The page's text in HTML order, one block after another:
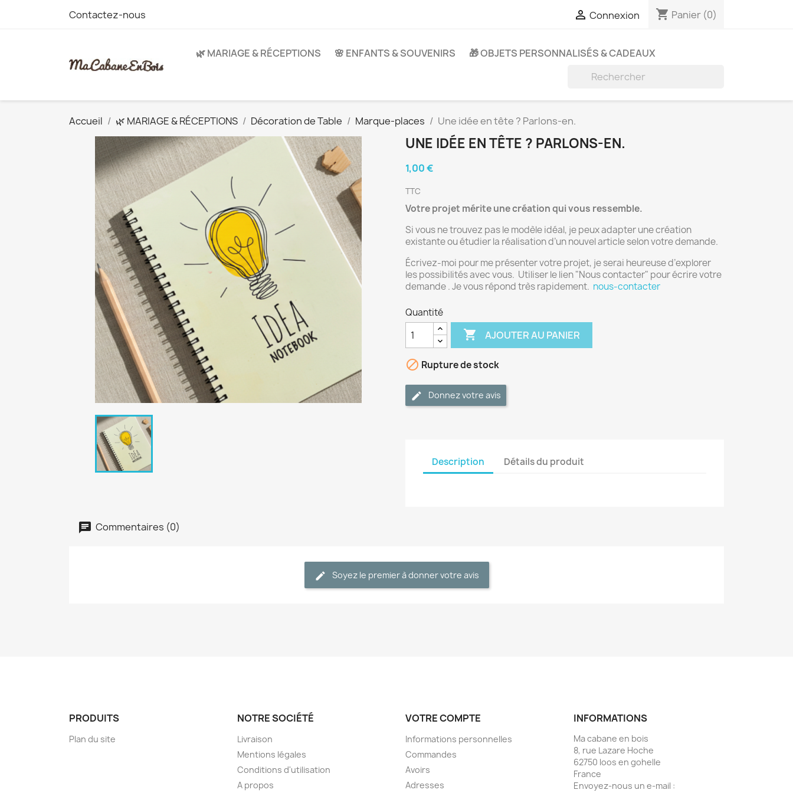
Contactez-nous  Connexion shopping_cart Panier (0)
🌿 MARIAGE & RÉCEPTIONS 🌸 ENFANTS & SOUVENIRS 🎁 OBJETS PERSONNALISÉS & CADEAUX

Accueil 🌿 MARIAGE & RÉCEPTIONS Décoration de Table Marque-places Une idée en tête ? Parlons-en.
UNE IDÉE EN TÊTE ? PARLONS-EN.
1,00 €
TTC
Votre projet mérite une création qui vous ressemble.
Si vous ne trouvez pas le modèle idéal, je peux adapter une création
existante ou étudier la réalisation d’un nouvel article selon votre demande.
Écrivez-moi pour me présenter votre projet, je serai heureuse d’explorer
les possibilités avec vous. Utiliser le lien "Nous contacter" pour écrire votre
demande . Je vous répond très rapidement. nous-contacter
Quantité
 AJOUTER AU PANIER
 Rupture de stock
Donnez votre avis
Description Détails du produit
Commentaires (0)
Soyez le premier à donner votre avis
PRODUITS
Plan du site
NOTRE SOCIÉTÉ
Livraison
Mentions légales
Conditions d'utilisation
A propos
VOTRE COMPTE
Informations personnelles
Commandes
Avoirs
Adresses
INFORMATIONS
Ma cabane en bois
8, rue Lazare Hoche
62750 loos en gohelle
France
Envoyez-nous un e-mail :